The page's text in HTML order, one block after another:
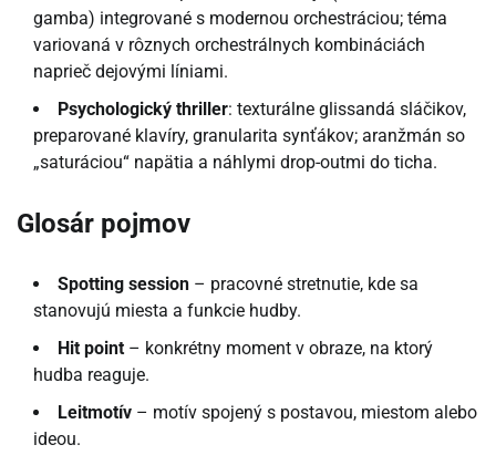
gamba) integrované s modernou orchestráciou; téma
variovaná v rôznych orchestrálnych kombináciách
naprieč dejovými líniami.
Psychologický thriller: texturálne glissandá sláčikov,
preparované klavíry, granularita synťákov; aranžmán so
„saturáciou“ napätia a náhlymi drop-outmi do ticha.
Glosár pojmov
Spotting session – pracovné stretnutie, kde sa
stanovujú miesta a funkcie hudby.
Hit point – konkrétny moment v obraze, na ktorý
hudba reaguje.
Leitmotív – motív spojený s postavou, miestom alebo
ideou.